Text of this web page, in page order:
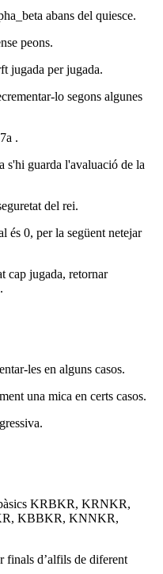
abans del quiesce.
peons.
jugada per jugada.
lo segons algunes
.
s'hi guarda l'avaluació de la
del rei.
és 0, per la següent netejar
cap jugada, retornar
les en alguns casos.
una mica en certs casos.
KRBKR, KRNKR,
KBBKR, KNNKR,
finals d’alfils de diferent